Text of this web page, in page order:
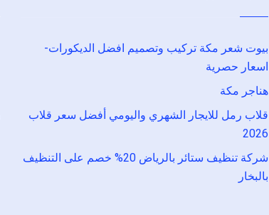
بيوت شعر مكة تركيب وتصميم افضل الديكورات-
اسعار حصرية
هناجر مكة
قلاب رمل للايجار الشهري واليومي أفضل سعر قلاب
2026
شركة تنظيف ستائر بالرياض 20% خصم على التنظيف
بالبخار